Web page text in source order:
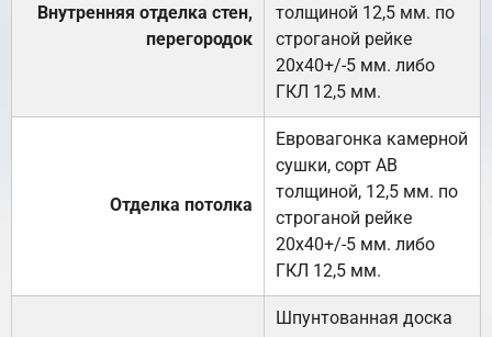
Внутренняя отделка стен,
перегородок
толщиной 12,5 мм. по
строганой рейке
20х40+/-5 мм. либо
ГКЛ 12,5 мм.
Отделка потолка
Евровагонка камерной
сушки, сорт АВ
толщиной, 12,5 мм. по
строганой рейке
20х40+/-5 мм. либо
ГКЛ 12,5 мм.
Шпунтованная доска